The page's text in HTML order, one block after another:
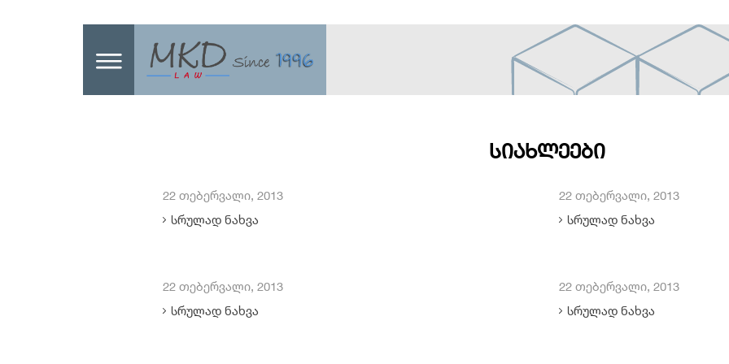
ᲡᲘᲐᲮᲚᲔᲔᲑᲘ
22 თებერვალი, 2013
სრულად ნახვა
22 თებერვალი, 2013
სრულად ნახვა
22 თებერვალი, 2013
სრულად ნახვა
22 თებერვალი, 2013
სრულად ნახვა